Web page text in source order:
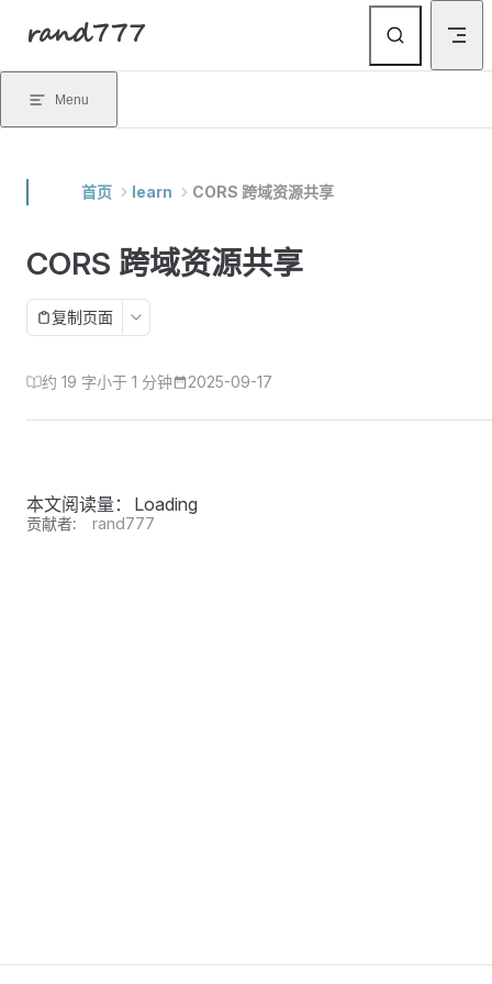
Skip to content
rand777
Menu
首页 learn CORS 跨域资源共享
CORS 跨域资源共享
复制页面
约 19 字小于 1 分钟 2025-09-17
本文阅读量： Loading
贡献者: rand777